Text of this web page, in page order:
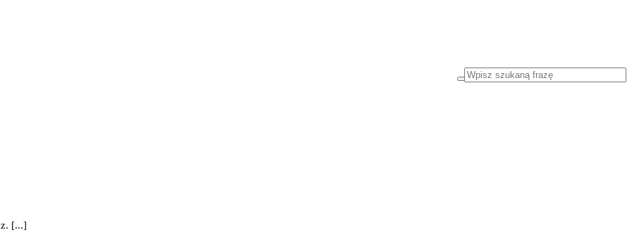
[...]